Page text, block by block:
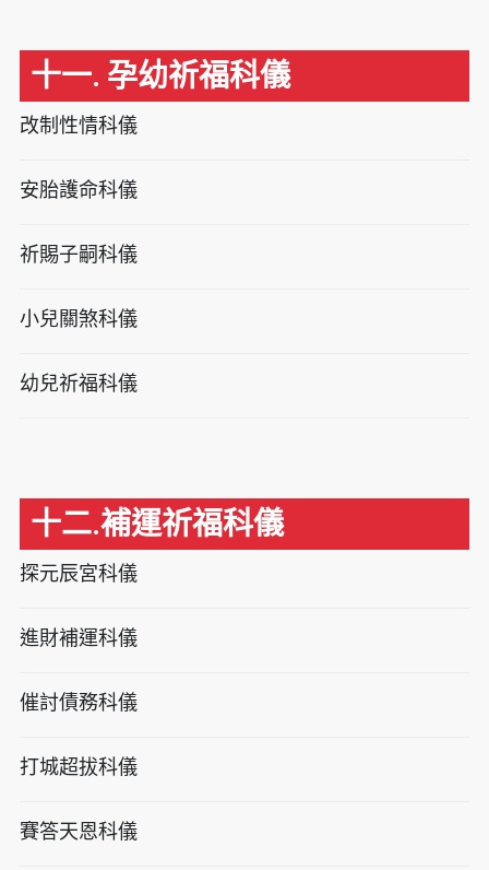
十一. 孕幼祈福科儀
改制性情科儀
安胎護命科儀
祈賜子嗣科儀
小兒關煞科儀
幼兒祈福科儀
十二.補運祈福科儀
探元辰宮科儀
進財補運科儀
催討債務科儀
打城超拔科儀
賽答天恩科儀